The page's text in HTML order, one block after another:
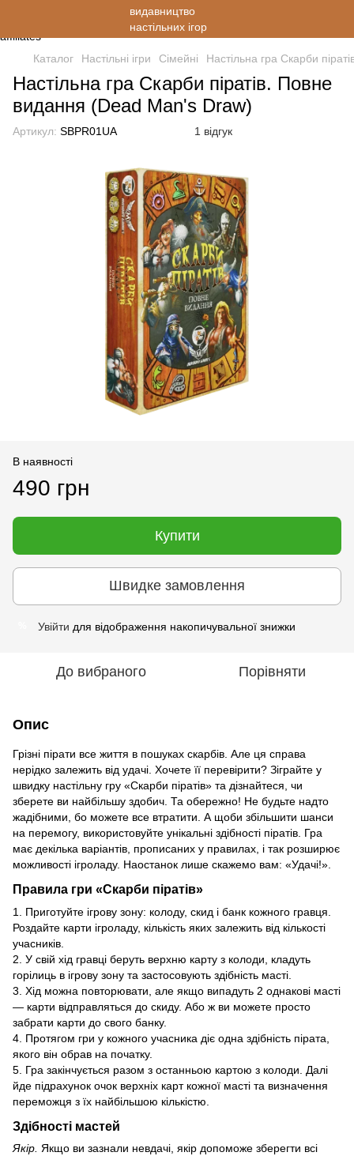
Каталог Настільні ігри Cімейні Настільна гра Скарби
Настільна гра Скарби піратів. Повне
видання (Dead Man's Draw)
Артикул: SBPR01UA 1 відгук
В наявності
490 грн
Купити
Швидке замовлення
Увійти для відображення накопичувальної знижки
До вибраного Порівняти
Опис
Грізні пірати все життя в пошуках скарбів. Але ця справа
нерідко залежить від удачі. Хочете її перевірити? Зіграйте у
швидку настільну гру «Скарби піратів» та дізнайтеся, чи
зберете ви найбільшу здобич. Та обережно! Не будьте надто
жадібними, бо можете все втратити. А щоби збільшити шанси
на перемогу, використовуйте унікальні здібності піратів. Гра
має декілька варіантів, прописаних у правилах, і так розширює
можливості ігроладу. Наостанок лише скажемо вам: «Удачі!».
Правила гри «Скарби піратів»
1. Приготуйте ігрову зону: колоду, скид і банк кожного гравця.
Роздайте карти ігроладу, кількість яких залежить від кількості
учасників.
2. У свій хід гравці беруть верхню карту з колоди, кладуть
горілиць в ігрову зону та застосовують здібність масті.
3. Хід можна повторювати, але якщо випадуть 2 однакові масті
— карти відправляться до скиду. Або ж ви можете просто
забрати карти до свого банку.
4. Протягом гри у кожного учасника діє одна здібність пірата,
якого він обрав на початку.
5. Гра закінчується разом з останньою картою з колоди. Далі
йде підрахунок очок верхніх карт кожної масті та визначення
переможця з їх найбільшою кількістю.
Здібності мастей
Якір. Якщо ви зазнали невдачі, якір допоможе зберегти всі